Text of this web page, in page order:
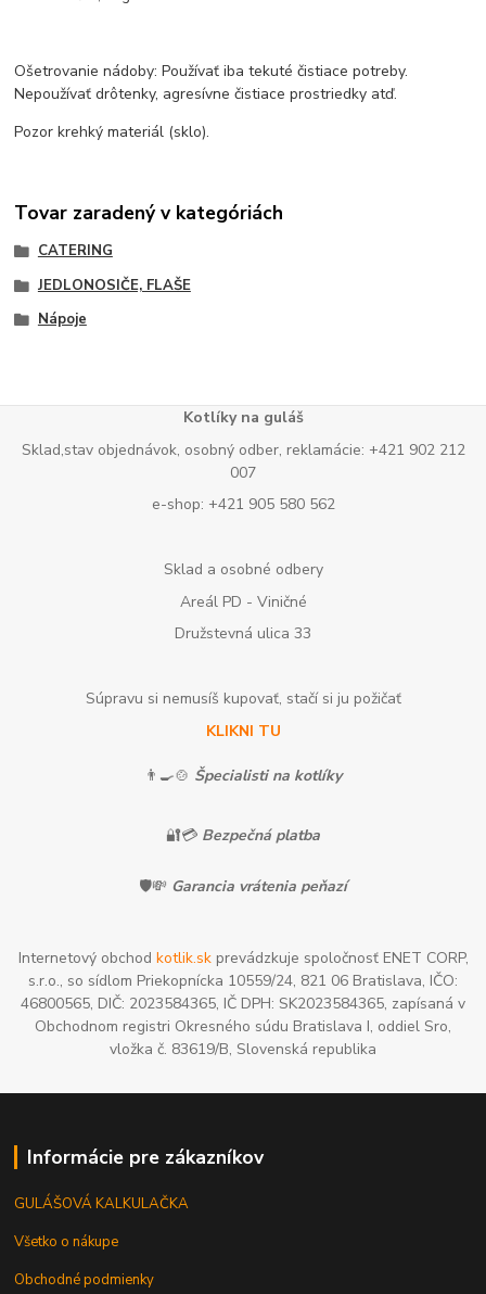
Ošetrovanie nádoby: Používať iba tekuté čistiace potreby.
Nepoužívať drôtenky, agresívne čistiace prostriedky atď.
Pozor krehký materiál (sklo).
Tovar zaradený v kategóriách
CATERING
JEDLONOSIČE, FLAŠE
Nápoje
Kotlíky na guláš
Sklad,stav objednávok, osobný odber, reklamácie: +421 902 212
007
e-shop: +421 905 580 562
Sklad a osobné odbery
Areál PD - Viničné
Družstevná ulica 33
Súpravu si nemusíš kupovať, stačí si ju požičať
KLIKNI TU
👨‍🍳🍲 Špecialisti na kotlíky
🔐💳 Bezpečná platba
🛡️💸 Garancia vrátenia peňazí
Internetový obchod kotlik.skprevádzkuje spoločnosť ENET CORP,
s.r.o., so sídlom Priekopnícka 10559/24, 821 06 Bratislava, IČO:
46800565, DIČ: 2023584365, IČ DPH: SK2023584365, zapísaná v
Obchodnom registri Okresného súdu Bratislava I, oddiel Sro,
vložka č. 83619/B, Slovenská republika
Informácie pre zákazníkov
GULÁŠOVÁ KALKULAČKA
Všetko o nákupe
Obchodné podmienky